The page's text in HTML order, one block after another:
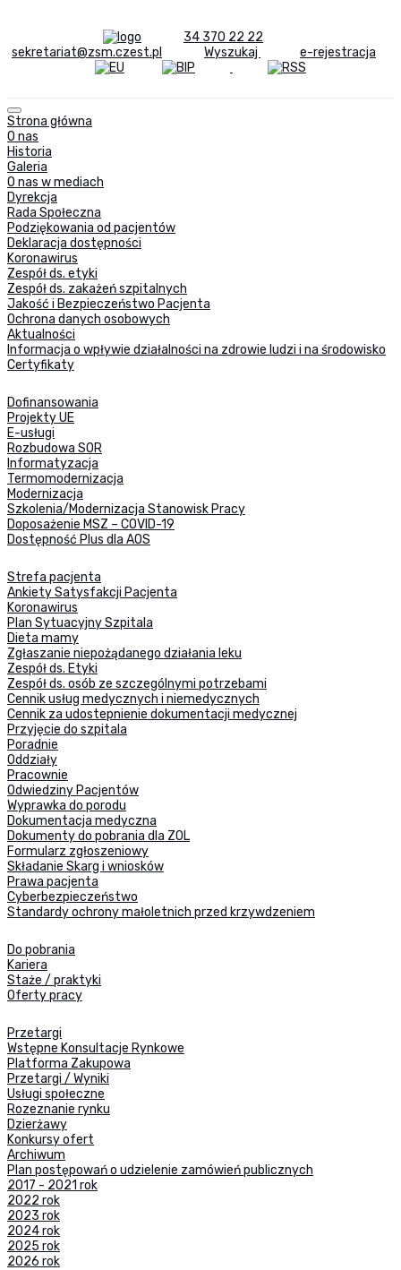
34 370 22 22
sekretariat@zsm.czest.pl
Wyszukaj e-rejestracja
Strona główna
O nas
Historia
Galeria
O nas w mediach
Dyrekcja
Rada Społeczna
Podziękowania od pacjentów
Deklaracja dostępności
Koronawirus
Zespół ds. etyki
Zespół ds. zakażeń szpitalnych
Jakość i Bezpieczeństwo Pacjenta
Ochrona danych osobowych
Aktualności
Informacja o wpływie działalności na zdrowie ludzi i na środowisko
Certyfikaty
Dofinansowania
Projekty UE
E-usługi
Rozbudowa SOR
Informatyzacja
Termomodernizacja
Modernizacja
Szkolenia/Modernizacja Stanowisk Pracy
Doposażenie MSZ – COVID-19
Dostępność Plus dla AOS
Strefa pacjenta
Ankiety Satysfakcji Pacjenta
Koronawirus
Plan Sytuacyjny Szpitala
Dieta mamy
Zgłaszanie niepożądanego działania leku
Zespół ds. Etyki
Zespół ds. osób ze szczególnymi potrzebami
Cennik usług medycznych i niemedycznych
Cennik za udostepnienie dokumentacji medycznej
Przyjęcie do szpitala
Poradnie
Oddziały
Pracownie
Odwiedziny Pacjentów
Wyprawka do porodu
Dokumentacja medyczna
Dokumenty do pobrania dla ZOL
Formularz zgłoszeniowy
Składanie Skarg i wniosków
Prawa pacjenta
Cyberbezpieczeństwo
Standardy ochrony małoletnich przed krzywdzeniem
Do pobrania
Kariera
Staże / praktyki
Oferty pracy
Przetargi
Wstępne Konsultacje Rynkowe
Platforma Zakupowa
Przetargi / Wyniki
Usługi społeczne
Rozeznanie rynku
Dzierżawy
Konkursy ofert
Archiwum
Plan postępowań o udzielenie zamówień publicznych
2017 - 2021 rok
2022 rok
2023 rok
2024 rok
2025 rok
2026 rok